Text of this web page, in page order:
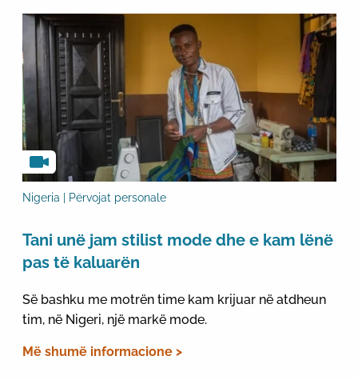
Nigeria | Përvojat personale
Tani unë jam stilist mode dhe e kam lënë
pas të kaluarën
Së bashku me motrën time kam krijuar në atdheun
tim, në Nigeri, një markë mode.
Më shumë informacione >